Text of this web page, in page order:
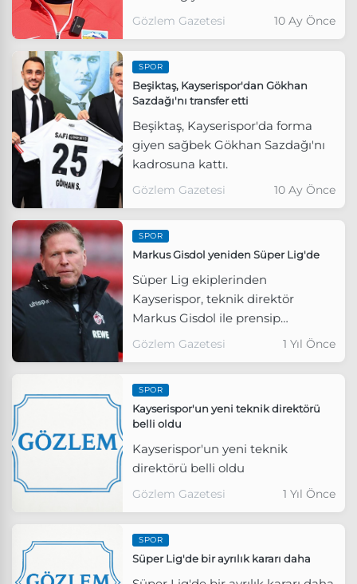
Hasan Ali Kaldırım'ı kadrosuna
Gözlem Gazetesi 10 Ay Önce
SPOR
Beşiktaş, Kayserispor'dan Gökhan
Sazdağı'nı transfer etti
Beşiktaş, Kayserispor'da forma
giyen sağbek Gökhan Sazdağı'nı
kadrosuna kattı.
Gözlem Gazetesi 10 Ay Önce
SPOR
Markus Gisdol yeniden Süper Lig'de
Süper Lig ekiplerinden
Kayserispor, teknik direktör
Markus Gisdol ile prensip
anlaşması sağladı.
Gözlem Gazetesi 1 Yıl Önce
SPOR
Kayserispor'un yeni teknik direktörü
belli oldu
Kayserispor'un yeni teknik
direktörü belli oldu
Gözlem Gazetesi 1 Yıl Önce
SPOR
Süper Lig'de bir ayrılık kararı daha